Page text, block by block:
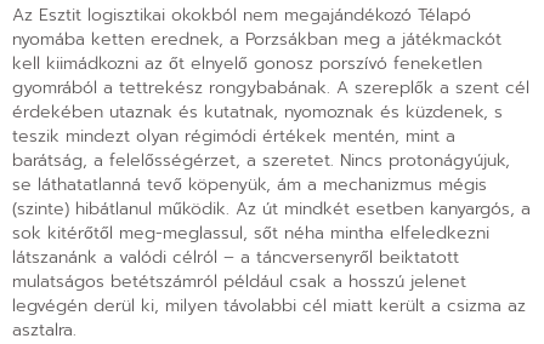
Az Esztit logisztikai okokból nem megajándékozó Télapó
nyomába ketten erednek, a Porzsákban meg a játékmackót
kell kiimádkozni az őt elnyelő gonosz porszívó feneketlen
gyomrából a tettrekész rongybabának. A szereplők a szent cél
érdekében utaznak és kutatnak, nyomoznak és küzdenek, s
teszik mindezt olyan régimódi értékek mentén, mint a
barátság, a felelősségérzet, a szeretet. Nincs protonágyújuk,
se láthatatlanná tevő köpenyük, ám a mechanizmus mégis
(szinte) hibátlanul működik. Az út mindkét esetben kanyargós, a
sok kitérőtől meg-meglassul, sőt néha mintha elfeledkezni
látszanánk a valódi célról – a táncversenyről beiktatott
mulatságos betétszámról például csak a hosszú jelenet
legvégén derül ki, milyen távolabbi cél miatt került a csizma az
asztalra.